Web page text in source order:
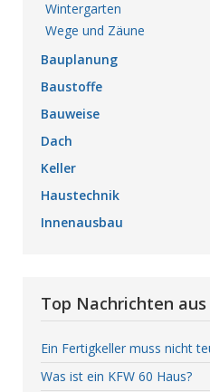
Wintergarten
Wege und Zäune
Bauplanung
Baustoffe
Bauweise
Dach
Keller
Haustechnik
Innenausbau
Top Nachrichten
Ein Fertigkeller muss nicht
Was ist ein KFW 60 Haus?